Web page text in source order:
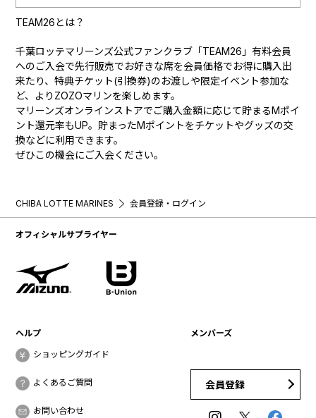
TEAM26とは？
千葉ロッテマリーンズ公式ファンクラブ「TEAM26」有料会員
へのご入会で先行販売でお好きな席を会員価格でお得に購入出
来たり、特典チケット(引換券)のお渡しや限定イベント参加な
ど、よりZOZOマリンを楽しめます。
マリーンズオンラインストアでご購入金額に応じて貯まるMポイ
ント還元率もUP。貯まったMポイントをチケットやグッズの交
換などに利用できます。
ぜひこの機会にご入会ください。
CHIBA LOTTE MARINES 会員登録・ログイン
オフィシャルサプライヤー
ヘルプ
ショッピングガイド
よくあるご質問
お問い合わせ
メンバーズ
会員登録